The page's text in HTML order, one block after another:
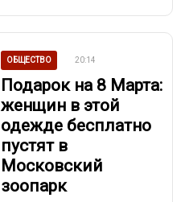
ОБЩЕСТВО 20:14
Подарок на 8 Марта:
женщин в этой
одежде бесплатно
пустят в
Московский
зоопарк